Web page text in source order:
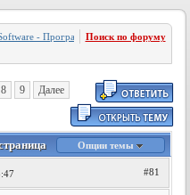
- Программное обеспечение
Поиск по форуму
8 9 Далее
Опции темы
#81